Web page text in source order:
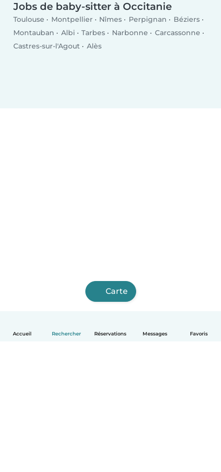
Accueil Rechercher Réservations Messages Favoris
Jobs de baby-sitter à Occitanie
Toulouse Montpellier Nîmes Perpignan
Béziers
Montauban
Albi Tarbes Narbonne
Carcassonne
Castres-sur-l'Agout
Alès
Carte